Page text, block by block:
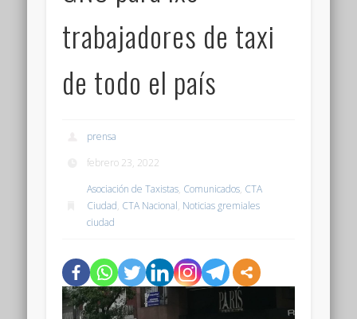
trabajadores de taxi
de todo el país
prensa
febrero 23, 2022
Asociación de Taxistas, Comunicados, CTA
Ciudad, CTA Nacional, Noticias gremiales
ciudad